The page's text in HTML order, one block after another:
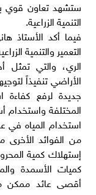
ستشهد تعاون قوي
التنمية الزراعية.
فيما أكد الأستاذ
التعمير والتنمية
الري، والتي تمثل
الأراضي تنفيذاً
جديدة لرفع كفاءة
المختلفة واستخدام
استخدام المياه في
من الفوائد
إستهلاك كمية
كميات الأسمدة
أقصى عائد ممكن